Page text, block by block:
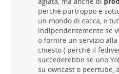
perché purtroppo e
un mondo di cacca, e
indipendentemente se
o fornire un servizio
chiesto ( perché il
succederebbe se uno
su owncast o peertube,